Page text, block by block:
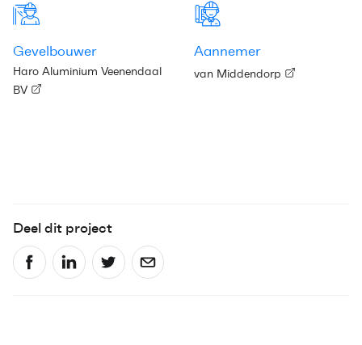
Gevelbouwer
Haro Aluminium Veenendaal
BV
Aannemer
van Middendorp
Deel dit project